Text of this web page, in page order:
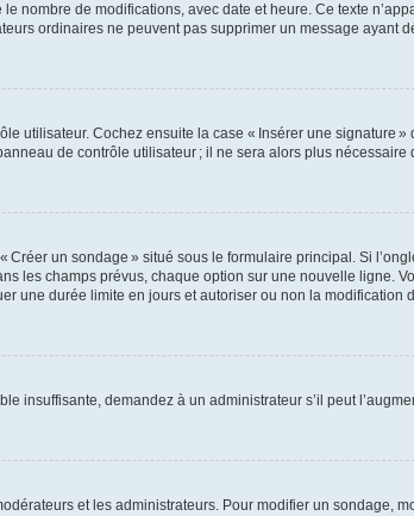
nombre de modifications, avec date et heure. Ce texte
ordinaires ne peuvent pas supprimer un message ayant
utilisateur. Cochez ensuite la case « Insérer une signature
de contrôle utilisateur ; il ne sera alors plus
un sondage » situé sous le formulaire principal. Si
les champs prévus, chaque option sur une nouvelle ligne.
une durée limite en jours et autoriser ou non la modification
insuffisante, demandez à un administrateur s’il peut
et les administrateurs. Pour modifier un sondage,